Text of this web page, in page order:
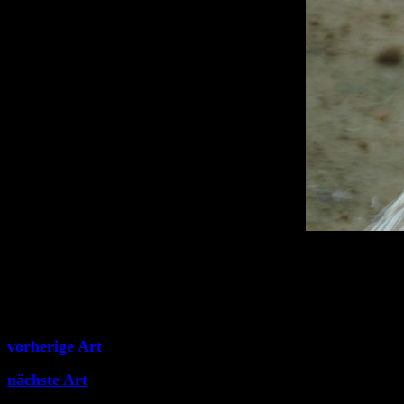
vorherige Art
nächste Art